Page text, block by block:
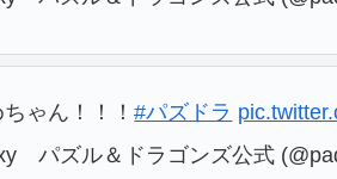
ちゃん！！！#パズドラ
パズル＆ドラゴンズ公式